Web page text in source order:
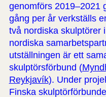
genomförs 2019–2021
gång per år verkställs
två nordiska skulptörer
nordiska
utställningen är ett
skulptörsförbund (
Reykjavík). Under
Finska